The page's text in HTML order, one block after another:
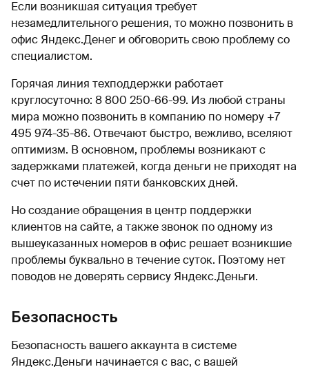
Если возникшая ситуация требует
незамедлительного решения, то можно позвонить в
офис Яндекс.Денег и обговорить свою проблему со
специалистом.
Горячая линия техподдержки работает
круглосуточно: 8 800 250-66-99. Из любой страны
мира можно позвонить в компанию по номеру +7
495 974-35-86. Отвечают быстро, вежливо, вселяют
оптимизм. В основном, проблемы возникают с
задержками платежей, когда деньги не приходят на
счет по истечении пяти банковских дней.
Но создание обращения в центр поддержки
клиентов на сайте, а также звонок по одному из
вышеуказанных номеров в офис решает возникшие
проблемы буквально в течение суток. Поэтому нет
поводов не доверять сервису Яндекс.Деньги.
Безопасность
Безопасность вашего аккаунта в системе
Яндекс.Деньги начинается с вас, с вашей